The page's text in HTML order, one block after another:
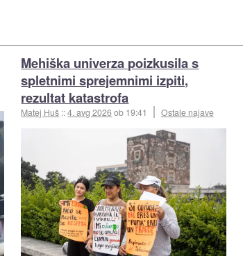
Mehiška univerza poizkusila s
spletnimi sprejemnimi izpiti,
rezultat katastrofa
Matej Huš ::4. avg 2026ob 19:41 Ostale najave